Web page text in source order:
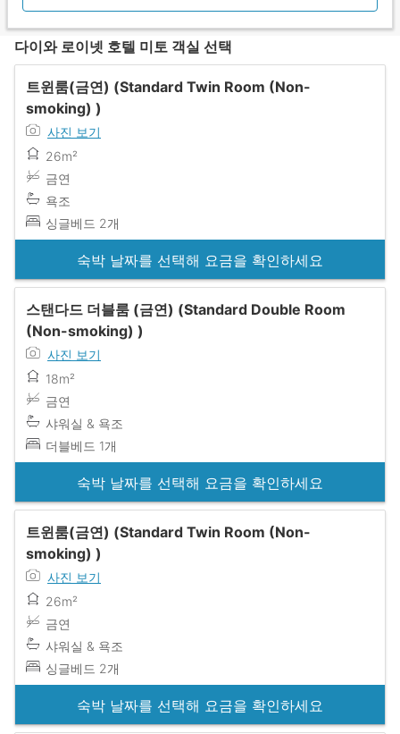
다이와 로이넷 호텔 미토 객실 선택
트윈룸(금연) (Standard Twin Room (Non-
smoking) )
사진 보기
26m²
금연
욕조
싱글베드 2개
숙박 날짜를 선택해 요금을 확인하세요
스탠다드 더블룸 (금연) (Standard Double Room
(Non-smoking) )
사진 보기
18m²
금연
샤워실 & 욕조
더블베드 1개
숙박 날짜를 선택해 요금을 확인하세요
트윈룸(금연) (Standard Twin Room (Non-
smoking) )
사진 보기
26m²
금연
샤워실 & 욕조
싱글베드 2개
숙박 날짜를 선택해 요금을 확인하세요